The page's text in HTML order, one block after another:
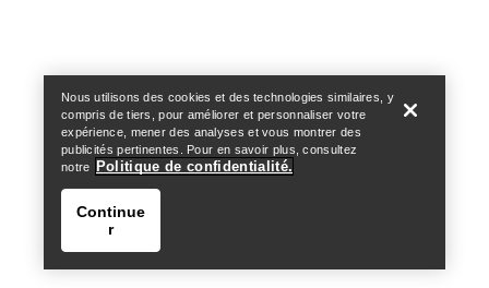
Nous utilisons des cookies et des technologies similaires, y
compris de tiers, pour améliorer et personnaliser votre
expérience, mener des analyses et vous montrer des
publicités pertinentes. Pour en savoir plus, consultez
notre
Politique de confidentialité.
Continue
r